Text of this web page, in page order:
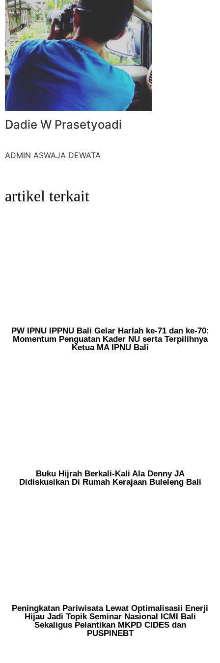
Dadie W Prasetyoadi
ADMIN ASWAJA DEWATA
artikel terkait
PW IPNU IPPNU Bali Gelar Harlah ke-71 dan ke-70:
Momentum Penguatan Kader NU serta Terpilihnya
Ketua MA IPNU Bali
Buku Hijrah Berkali-Kali Ala Denny JA
Didiskusikan Di Rumah Kerajaan Buleleng Bali
Peningkatan Pariwisata Lewat Optimalisasii Enerji
Hijau Jadi Topik Seminar Nasional ICMI Bali
Sekaligus Pelantikan MKPD CIDES dan
PUSPINEBT